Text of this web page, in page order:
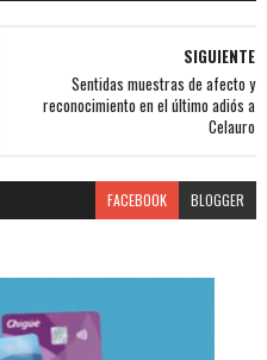
SIGUIENTE
Sentidas muestras de afecto y
reconocimiento en el último adiós a
Celauro
FACEBOOK BLOGGER